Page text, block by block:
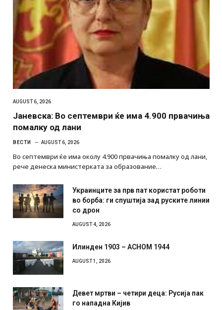
AUGUST 6, 2026
Јаневска: Во септември ќе има 4.900 првачиња
помалку од лани
ВЕСТИ AUGUST 6, 2026
Во септември ќе има околу 4.900 првачиња помалку од лани,
рече денеска министерката за образование…
Украинците за прв пат користат роботи
во борба: ги спуштија зад руските линии
со дрон
AUGUST 4, 2026
Илинден 1903 – АСНОМ 1944
AUGUST 1, 2026
Девет мртви – четири деца: Русија пак
го нападна Кијив